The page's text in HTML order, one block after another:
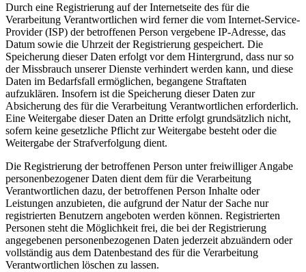
Durch eine Registrierung auf der Internetseite des für die
Verarbeitung Verantwortlichen wird ferner die vom Internet-Service-
Provider (ISP) der betroffenen Person vergebene IP-Adresse, das
Datum sowie die Uhrzeit der Registrierung gespeichert. Die
Speicherung dieser Daten erfolgt vor dem Hintergrund, dass nur so
der Missbrauch unserer Dienste verhindert werden kann, und diese
Daten im Bedarfsfall ermöglichen, begangene Straftaten
aufzuklären. Insofern ist die Speicherung dieser Daten zur
Absicherung des für die Verarbeitung Verantwortlichen erforderlich.
Eine Weitergabe dieser Daten an Dritte erfolgt grundsätzlich nicht,
sofern keine gesetzliche Pflicht zur Weitergabe besteht oder die
Weitergabe der Strafverfolgung dient.
Die Registrierung der betroffenen Person unter freiwilliger Angabe
personenbezogener Daten dient dem für die Verarbeitung
Verantwortlichen dazu, der betroffenen Person Inhalte oder
Leistungen anzubieten, die aufgrund der Natur der Sache nur
registrierten Benutzern angeboten werden können. Registrierten
Personen steht die Möglichkeit frei, die bei der Registrierung
angegebenen personenbezogenen Daten jederzeit abzuändern oder
vollständig aus dem Datenbestand des für die Verarbeitung
Verantwortlichen löschen zu lassen.